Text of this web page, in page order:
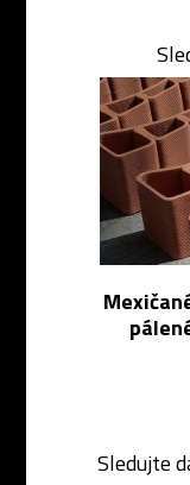
Sledujte